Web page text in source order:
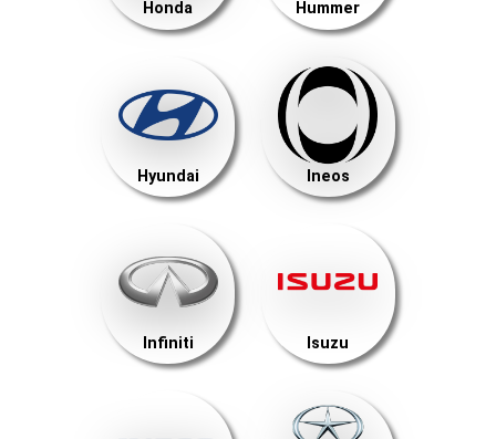
Honda Hummer
Hyundai Ineos
Infiniti Isuzu